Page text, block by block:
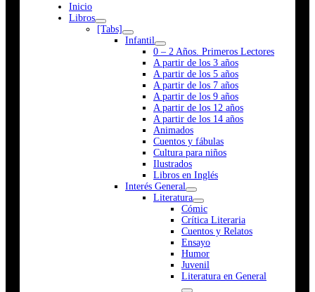
Inicio
Libros
[Tabs]
Infantil
0 – 2 Años. Primeros Lectores
A partir de los 3 años
A partir de los 5 años
A partir de los 7 años
A partir de los 9 años
A partir de los 12 años
A partir de los 14 años
Animados
Cuentos y fábulas
Cultura para niños
Ilustrados
Libros en Inglés
Interés General
Literatura
Cómic
Crítica Literaria
Cuentos y Relatos
Ensayo
Humor
Juvenil
Literatura en General